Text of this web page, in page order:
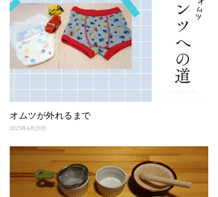
オムツが外れるまで
2025年6月29日